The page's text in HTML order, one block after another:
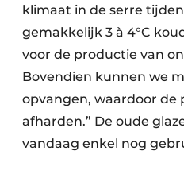
klimaat in de serre
gemakkelijk 3 à 4°C
voor de productie van
Bovendien kunnen we
opvangen, waardoor de
afharden.” De oude
vandaag enkel nog